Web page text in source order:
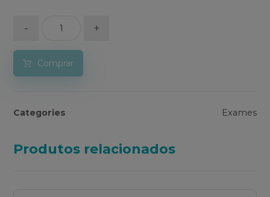
- +
Comprar
Categories Exames
Produtos relacionados